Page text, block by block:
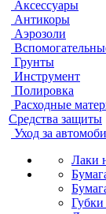
Аксессуары
Антикоры
Аэрозоли
Грунты
Инструмент
Полировка
Расходные
Средства защиты
Уход за
Лаки
Губки